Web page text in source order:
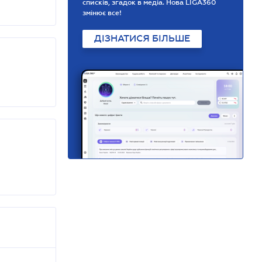
списків, згадок в медіа. Нова LIGA360
змінює все!
ДІЗНАТИСЯ БІЛЬШЕ